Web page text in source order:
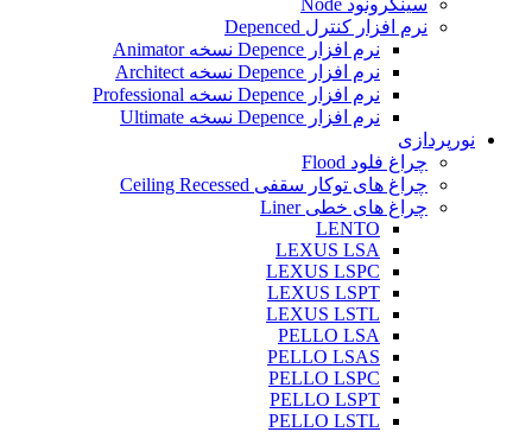
سینکرونود Node
نرم افزار کنترل Depenced
نرم افزار Depence نسخه Animator
نرم افزار Depence نسخه Architect
نرم افزار Depence نسخه Professional
نرم افزار Depence نسخه Ultimate
نورپردازی
چراغ فلود Flood
چراغ های توکار سقفی Ceiling Recessed
چراغ های خطی Liner
LENTO
LEXUS LSA
LEXUS LSPC
LEXUS LSPT
LEXUS LSTL
PELLO LSA
PELLO LSAS
PELLO LSPC
PELLO LSPT
PELLO LSTL